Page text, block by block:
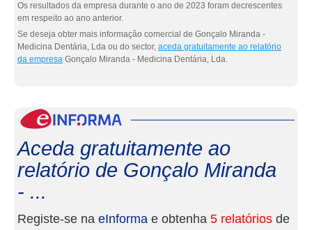
Os resultados da empresa durante o ano de 2023 foram decrescentes
em respeito ao ano anterior.
Se deseja obter mais informação comercial de Gonçalo Miranda -
Medicina Dentária, Lda ou do sector, aceda gratuitamente ao relatório
da empresa Gonçalo Miranda - Medicina Dentária, Lda.
Aceda gratuitamente ao
relatório de Gonçalo Miranda
- ...
Registe-se na eInforma e obtenha 5 relatórios de